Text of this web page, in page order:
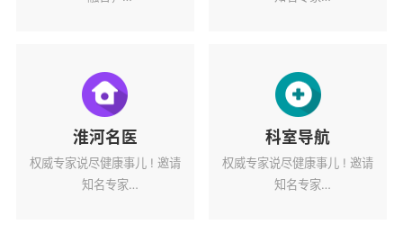
淮河名医
权威专家说尽健康事儿 ! 邀请
知名专家
科室导航
权威专家说尽健康事儿 ! 邀请
知名专家